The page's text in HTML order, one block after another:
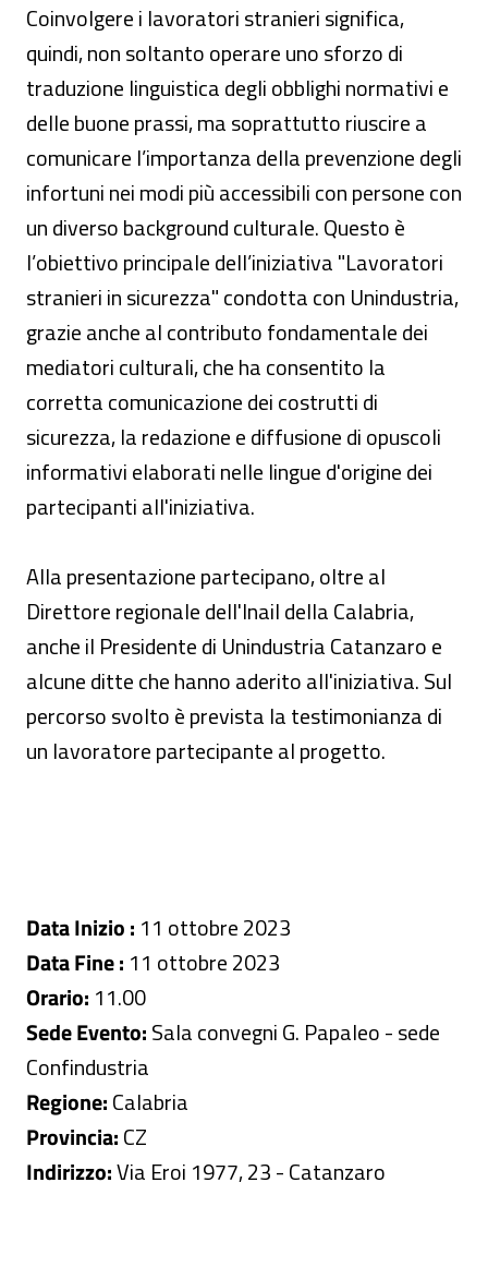
Coinvolgere i lavoratori stranieri significa,
quindi, non soltanto operare uno sforzo di
traduzione linguistica degli obblighi normativi e
delle buone prassi, ma soprattutto riuscire a
comunicare l’importanza della prevenzione degli
infortuni nei modi più accessibili con persone con
un diverso background culturale. Questo è
l’obiettivo principale dell’iniziativa "Lavoratori
stranieri in sicurezza" condotta con Unindustria,
grazie anche al contributo fondamentale dei
mediatori culturali, che ha consentito la
corretta comunicazione dei costrutti di
sicurezza, la redazione e diffusione di opuscoli
informativi elaborati nelle lingue d'origine dei
partecipanti all'iniziativa.
Alla presentazione partecipano, oltre al
Direttore regionale dell'Inail della Calabria,
anche il Presidente di Unindustria Catanzaro e
alcune ditte che hanno aderito all'iniziativa. Sul
percorso svolto è prevista la testimonianza di
un lavoratore partecipante al progetto.
Data Inizio : 11 ottobre 2023
Data Fine : 11 ottobre 2023
Orario: 11.00
Sede Evento:Sala convegni G. Papaleo - sede
Confindustria
Regione:Calabria
Provincia:CZ
Indirizzo:Via Eroi 1977, 23 - Catanzaro